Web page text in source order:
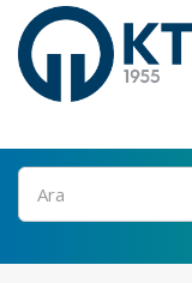
Ara